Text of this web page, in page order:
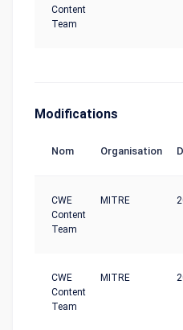
Content
Team
Modifications
Nom Organisation
CWE
Content
Team
MITRE
CWE
Content
Team
MITRE